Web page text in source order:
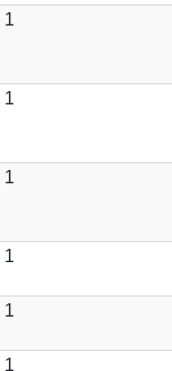
1
1
1
1
1
1